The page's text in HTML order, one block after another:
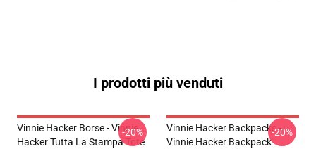
I prodotti più venduti
Vinnie Hacker Borse - Vinnie
Hacker Tutta La Stampa Tote
-20%
Vinnie Hacker Backpacks -
Vinnie Hacker Backpack
-20%